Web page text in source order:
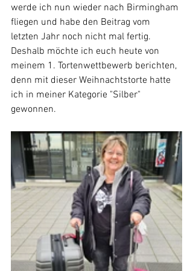
werde ich nun wieder nach Birmingham
fliegen und habe den Beitrag vom
letzten Jahr noch nicht mal fertig.
Deshalb möchte ich euch heute von
meinem 1. Tortenwettbewerb berichten,
denn mit dieser Weihnachtstorte hatte
ich in meiner Kategorie "Silber"
gewonnen.